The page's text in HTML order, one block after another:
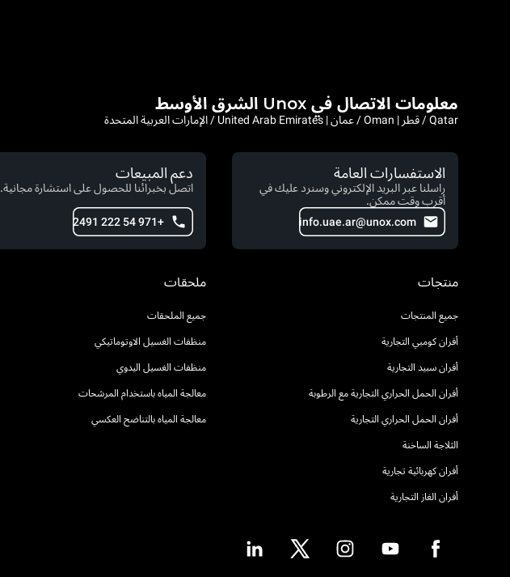
معلومات الاتصال في Unox الشرق الأوسط
Qatar / قطر | Oman / عمان | United Arab Emirates / الإمارات العربية المتحدة
الاستفسارات العامة
راسلنا عبر البريد الإلكتروني وسنرد عليك في
أقرب وقت ممكن.
info.uae.ar@unox.com
دعم المبيعات
اتصل بخبرائنا للحصول على استشارة مجانية.
+971 54 222 2491
منتجات
جميع المنتجات
أفران كومبي التجارية
أفران سبيد التجارية
أفران الحمل الحراري التجارية مع الرطوبة
أفران الحمل الحراري التجارية
الثلاجة الساخنة
أفران كهربائية تجارية
أفران الغاز التجارية
ملحقات
جميع الملحقات
منظفات الغسيل الاوتوماتيكي
منظفات الغسيل اليدوي
معالجة المياه باستخدام المرشحات
معالجة المياه بالتناضح العكسي